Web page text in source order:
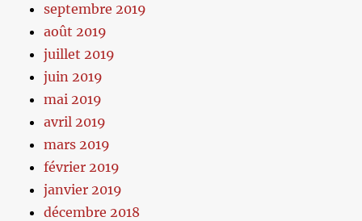
septembre 2019
août 2019
juillet 2019
juin 2019
mai 2019
avril 2019
mars 2019
février 2019
janvier 2019
décembre 2018